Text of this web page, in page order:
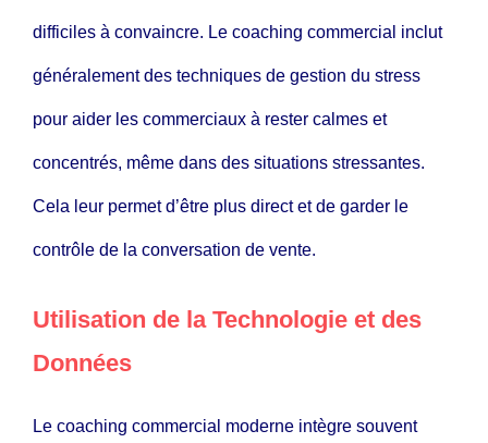
difficiles à convaincre. Le coaching commercial inclut
généralement des techniques de gestion du stress
pour aider les commerciaux à rester calmes et
concentrés, même dans des situations stressantes.
Cela leur permet d’être plus direct et de garder le
contrôle de la conversation de vente.
Utilisation de la Technologie et des
Données
Le coaching commercial moderne intègre souvent